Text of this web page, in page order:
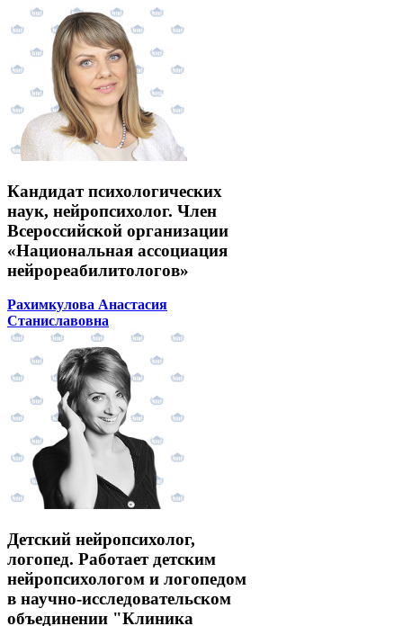
Кандидат психологических
наук, нейропсихолог. Член
Всероссийской организации
«Национальная ассоциация
нейрореабилитологов»
Рахимкулова Анастасия
Станиславовна
Детский нейропсихолог,
логопед. Работает детским
нейропсихологом и логопедом
в научно-исследовательском
объединении "Клиника